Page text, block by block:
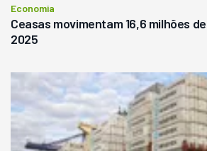
Economia
Ceasas movimentam 16,6 milhões
2025